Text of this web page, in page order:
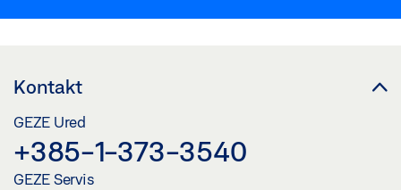
Kontakt
GEZE Ured
+385-1-373-3540
GEZE Servis